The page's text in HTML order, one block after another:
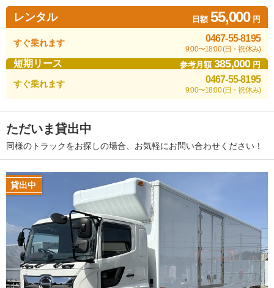
レンタル 日額55,000円
すぐ乗れます 0467-55-8195
9:00〜18:00 (日・祝休み)
短期リース 参考月額385,000円
すぐ乗れます 0467-55-8195
9:00〜18:00 (日・祝休み)
ただいま貸出中
同様のトラックをお探しの場合、お気軽にお問い合わせください！
貸出中